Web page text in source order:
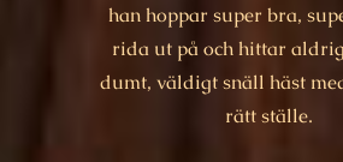
han hoppar super bra,
rida ut på och hittar
dumt, väldigt snäll häst
rätt ställe.